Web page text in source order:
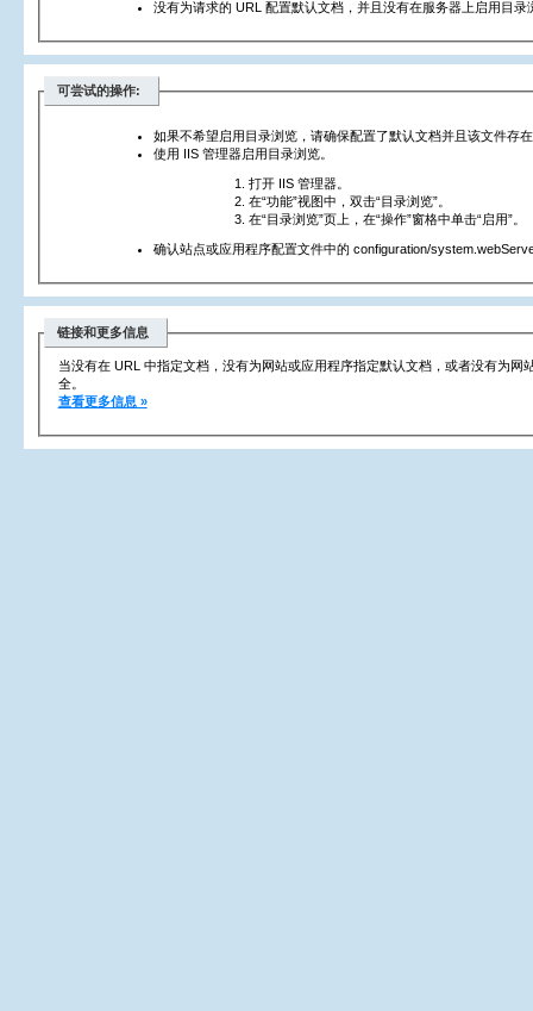
没有为请求的 URL 配置默认文档，并且没有在服务器上启用目录
可尝试的操作:
如果不希望启用目录浏览，请确保配置了默认文档并且该文件存
使用 IIS 管理器启用目录浏览。
打开 IIS 管理器。
在“功能”视图中，双击“目录浏览”。
在“目录浏览”页上，在“操作”窗格中单击“启用”。
确认站点或应用程序配置文件中的 configuration/
链接和更多信息
当没有在 URL 中指定文档，没有为网站或应用程序指定默认文档，或者没有为
全。
查看更多信息 »